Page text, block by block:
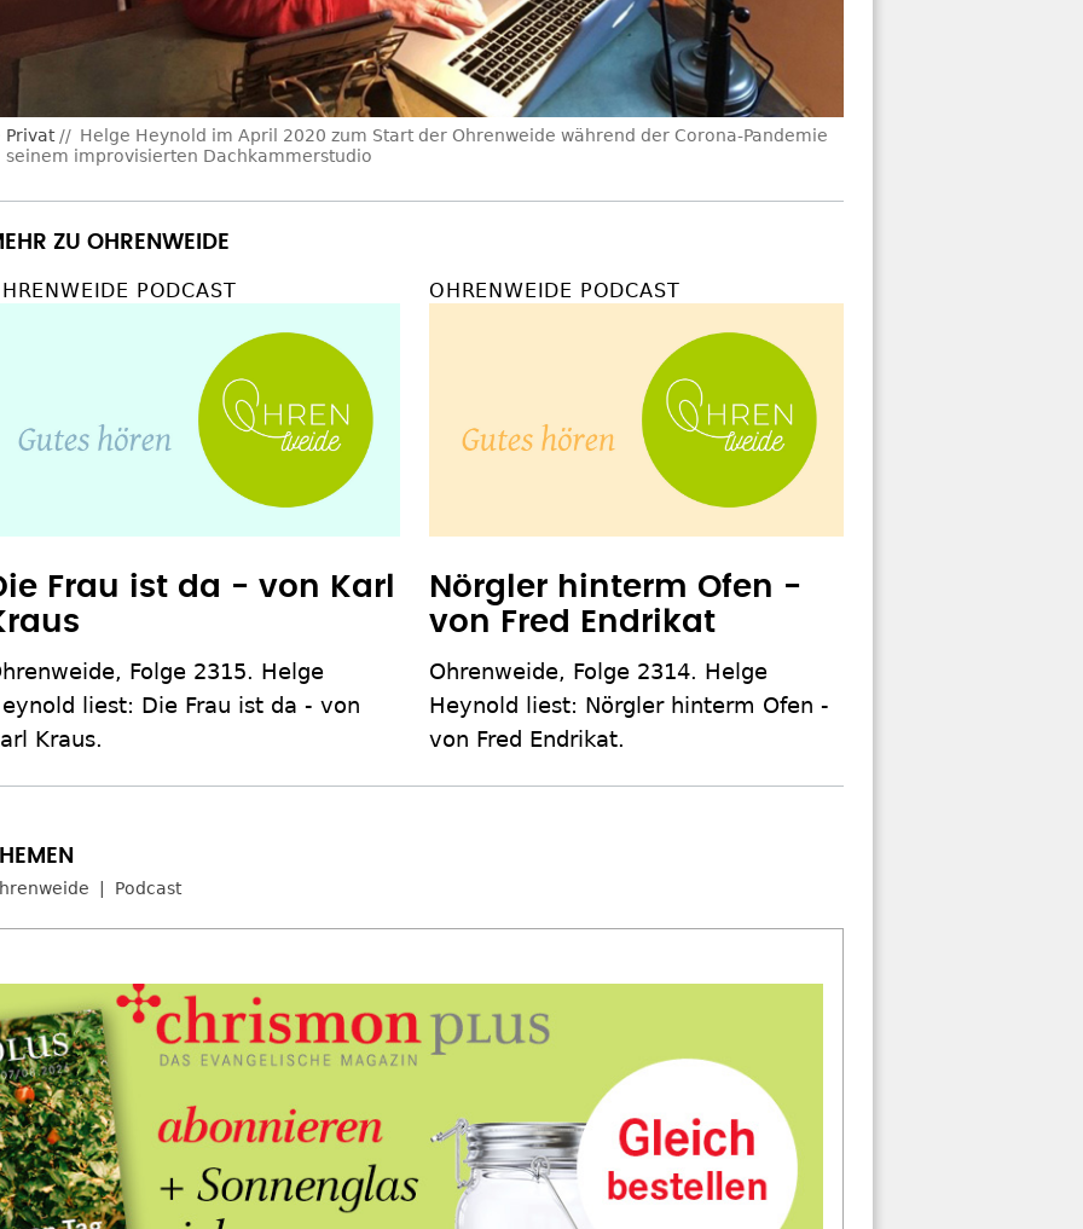
Privat
Helge Heynold im April 2020 zum Start der Ohrenweide während der Corona-Pandemie
seinem improvisierten Dachkammerstudio
ZU OHRENWEIDE
PODCAST
Frau ist da - von Karl
Folge 2315. Helge
liest: Die Frau ist da - von
Kraus.
OHRENWEIDE PODCAST
Nörgler hinterm Ofen -
von Fred Endrikat
Ohrenweide, Folge 2314. Helge
Heynold liest: Nörgler hinterm Ofen -
von Fred Endrikat.
Podcast